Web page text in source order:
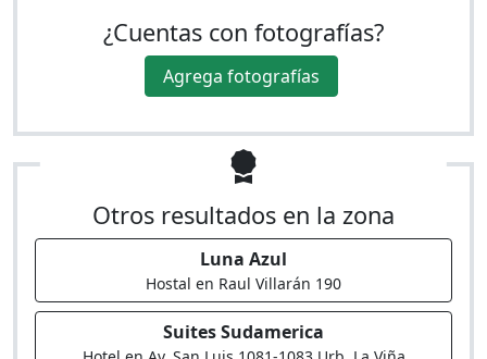
¿Cuentas con fotografías?
Agrega fotografías
Otros resultados en la zona
Luna Azul
Hostal en Raul Villarán 190
Suites Sudamerica